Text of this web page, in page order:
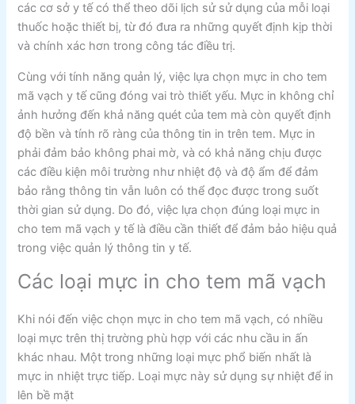
các cơ sở y tế có thể theo dõi lịch sử sử dụng của mỗi loại
thuốc hoặc thiết bị, từ đó đưa ra những quyết định kịp thời
và chính xác hơn trong công tác điều trị.
Cùng với tính năng quản lý, việc lựa chọn mực in cho tem
mã vạch y tế cũng đóng vai trò thiết yếu. Mực in không chỉ
ảnh hưởng đến khả năng quét của tem mà còn quyết định
độ bền và tính rõ ràng của thông tin in trên tem. Mực in
phải đảm bảo không phai mờ, và có khả năng chịu được
các điều kiện môi trường như nhiệt độ và độ ẩm để đảm
bảo rằng thông tin vẫn luôn có thể đọc được trong suốt
thời gian sử dụng. Do đó, việc lựa chọn đúng loại mực in
cho tem mã vạch y tế là điều cần thiết để đảm bảo hiệu quả
trong việc quản lý thông tin y tế.
Các loại mực in cho tem mã vạch
Khi nói đến việc chọn mực in cho tem mã vạch, có nhiều
loại mực trên thị trường phù hợp với các nhu cầu in ấn
khác nhau. Một trong những loại mực phổ biến nhất là
mực in nhiệt trực tiếp. Loại mực này sử dụng sự nhiệt để in
lên bề mặt